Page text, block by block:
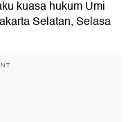
kuasa hukum Umi
Selatan, Selasa